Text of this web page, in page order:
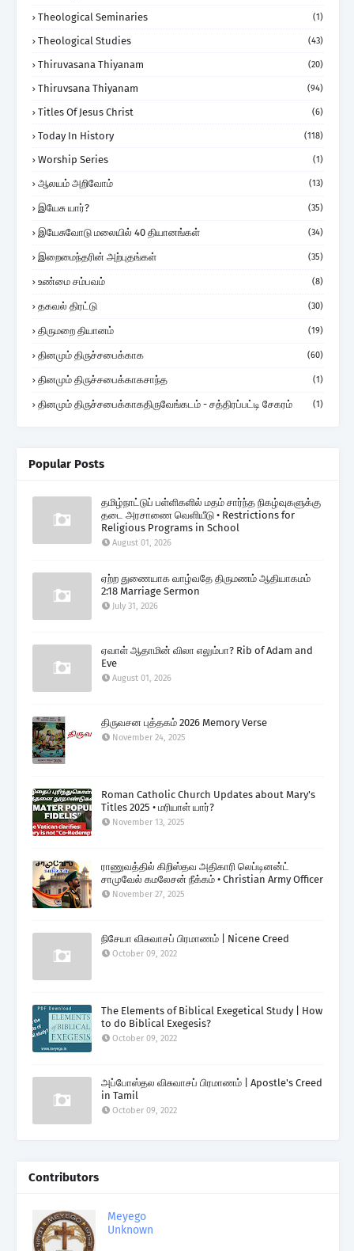
Theological Seminaries (1)
Theological Studies (43)
Thiruvasana Thiyanam (20)
Thiruvsana Thiyanam (94)
Titles Of Jesus Christ (6)
Today In History (118)
Worship Series (1)
ஆலயம் அறிவோம் (13)
இயேசு யார்? (35)
இயேசுவோடு மலையில் 40 தியானங்கள் (34)
இறைமைந்தரின் அற்புதங்கள் (35)
உண்மை சம்பவம் (8)
தகவல் திரட்டு (30)
திருமறை தியானம் (19)
தினமும் திருச்சபைக்காக (60)
தினமும் திருச்சபைக்காகசாந்த (1)
தினமும் திருச்சபைக்காகதிருவேங்கடம் - சத்திரப்பட்டி சேகரம் (1)
Popular Posts
தமிழ்நாட்டுப் பள்ளிகளில் மதம் சார்ந்த நிகழ்வுகளுக்கு
தடை அரசாணை வெளியீடு • Restrictions for
Religious Programs in School
August 01, 2026
ஏற்ற துணையாக வாழ்வதே திருமணம் ஆதியாகமம்
2:18 Marriage Sermon
July 31, 2026
ஏவாள் ஆதாமின் விலா எலும்பா? Rib of Adam and
Eve
August 01, 2026
திருவசன புத்தகம் 2026 Memory Verse
November 24, 2025
Roman Catholic Church Updates about Mary's
Titles 2025 • மரியாள் யார்?
November 13, 2025
ராணுவத்தில் கிறிஸ்தவ அதிகாரி லெப்டினன்ட்
சாமுவேல் கமலேசன் நீக்கம் • Christian Army Officer
November 27, 2025
நிசேயா விசுவாசப் பிரமாணம் | Nicene Creed
October 09, 2022
The Elements of Biblical Exegetical Study | How
to do Biblical Exegesis?
October 09, 2022
அப்போஸ்தல விசுவாசப் பிரமாணம் | Apostle's Creed
in Tamil
October 09, 2022
Contributors
Meyego
Unknown